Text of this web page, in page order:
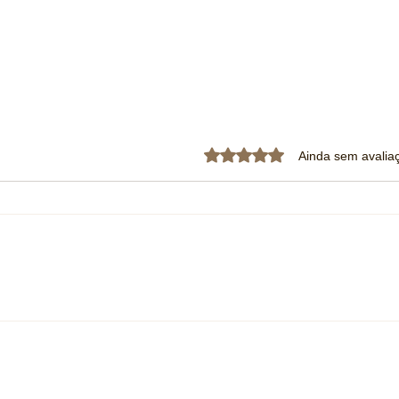
Avaliado com 0 de 5
Ainda sem